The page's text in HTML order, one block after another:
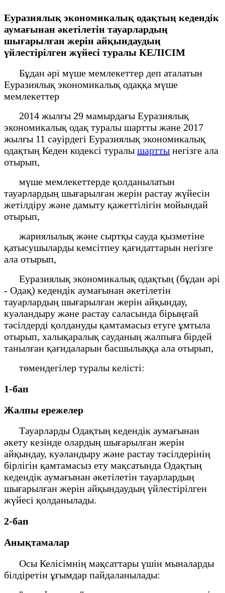
Еуразиялық экономикалық одақтың кедендік
аумағынан әкетілетін тауарлардың
шығарылған жерін айқындаудың
үйлестірілген жүйесі туралы КЕЛІСІМ
Бұдан әрі мүше мемлекеттер деп аталатын
Еуразиялық экономикалық одаққа мүше
мемлекеттер
2014 жылғы 29 мамырдағы Еуразиялық
экономикалық одақ туралы шартты және 2017
жылғы 11 сәуірдегі Еуразиялық экономикалық
одақтың Кеден кодексі туралы шартты негізге ала
отырып,
мүше мемлекеттерде қолданылатын
тауарлардың шығарылған жерін растау жүйесін
жетілдіру және дамыту қажеттілігін мойындай
отырып,
жариялылық және сыртқы сауда қызметіне
қатысушыларды кемсітпеу қағидаттарын негізге
ала отырып,
Еуразиялық экономикалық одақтың (бұдан әрі
- Одақ) кедендік аумағынан әкетілетін
тауарлардың шығарылған жерін айқындау,
куәландыру және растау саласында бірыңғай
тәсілдерді қолдануды қамтамасыз етуге ұмтыла
отырып, халықаралық сауданың жалпыға бірдей
танылған қағидаларын басшылыққа ала отырып,
төмендегілер туралы келісті:
1-бап
Жалпы ережелер
Тауарларды Одақтың кедендік аумағынан
әкету кезінде олардың шығарылған жерін
айқындау, куәландыру және растау тәсілдерінің
бірлігін қамтамасыз ету мақсатында Одақтың
кедендік аумағынан әкетілетін тауарлардың
шығарылған жерін айқындаудың үйлестірілген
жүйесі қолданылады.
2-бап
Анықтамалар
Осы Келісімнің мақсаттары үшін мыналарды
білдіретін ұғымдар пайдаланылады: